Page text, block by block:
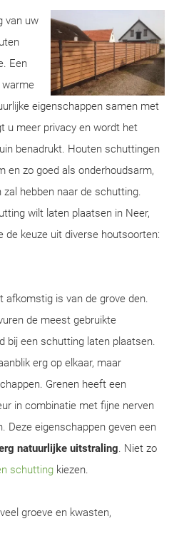
van uw
Een
eigenschappen samen met
u meer privacy en wordt het
benadrukt. Houten schuttingen
en zo goed als onderhoudsarm,
hebben naar de schutting.
wilt laten plaatsen in Neer,
de keuze uit diverse houtsoorten:
afkomstig is van de grove den.
de meest gebruikte
bij een schutting laten plaatsen.
erg op elkaar, maar
Grenen heeft een
in combinatie met fijne nerven
Deze eigenschappen geven een
natuurlijke uitstraling. Niet zo
schutting kiezen.
groeve en kwasten,